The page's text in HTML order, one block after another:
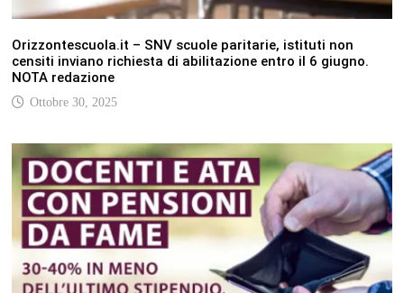
Orizzontescuola.it – SNV scuole paritarie, istituti non
censiti inviano richiesta di abilitazione entro il 6 giugno.
NOTA redazione
Ottobre 30, 2025